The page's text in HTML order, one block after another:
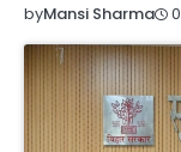
byMansi Sharma